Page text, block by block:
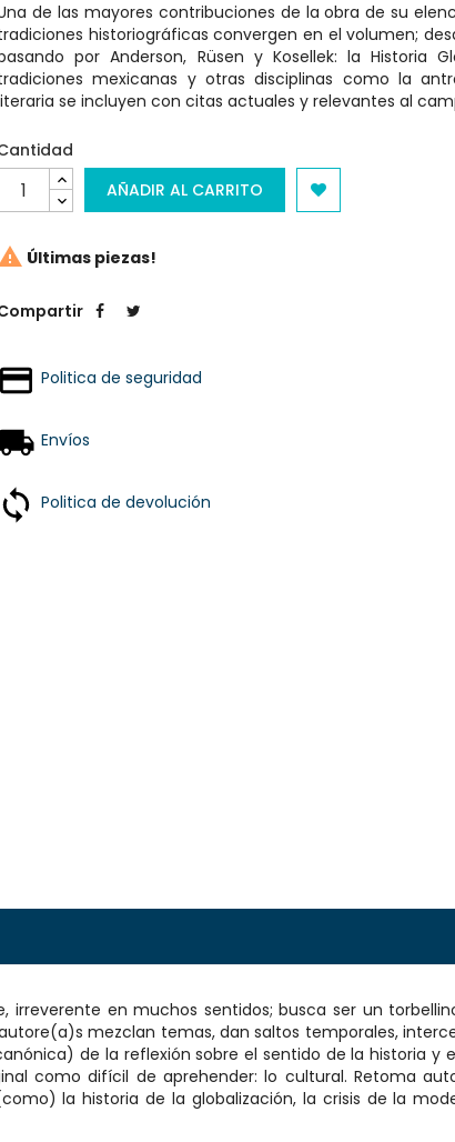
de las mayores contribuciones de la obra de su
historiográficas convergen en el volumen;
por Anderson, Rüsen y Kosellek: la Historia
mexicanas y otras disciplinas como la
se incluyen con citas actuales y relevantes al
AÑADIR AL CARRITO
 Últimas piezas!
Politica de seguridad
Envíos
Politica de devolución
en muchos sentidos; busca ser un
mezclan temas, dan saltos temporales,
de la reflexión sobre el sentido de la historia y
como difícil de aprehender: lo cultural. Retoma
la historia de la globalización, la crisis de la